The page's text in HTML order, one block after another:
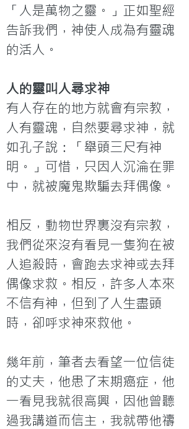
「人是萬物之靈。」正如聖經
告訴我們，神使人成為有靈魂
的活人。
人的靈叫人尋求神
有人存在的地方就會有宗教，
人有靈魂，自然要尋求神，就
如孔子說：「舉頭三尺有神
明。」可惜，只因人沉淪在罪
中，就被魔鬼欺騙去拜偶像。
相反，動物世界裏沒有宗教，
我們從來沒有看見一隻狗在被
人追殺時，會跑去求神或去拜
偶像求救。相反，許多人本來
不信有神，但到了人生盡頭
時，卻呼求神來救他。
幾年前，筆者去看望一位信徒
的丈夫，他患了末期癌症，他
一看見我就很高興，因他曾聽
過我講道而信主，我就帶他禱